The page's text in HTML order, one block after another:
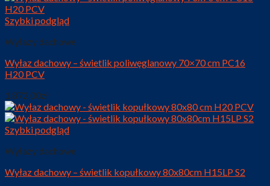
Szybki podgląd
Wyłazy dachowe
Wyłaz dachowy – świetlik poliwęglanowy 70×70 cm PC16
H20 PCV
1.872,00zł
Szybki podgląd
Wyłazy dachowe
Wyłaz dachowy – świetlik kopułkowy 80x80cm H15LP S2